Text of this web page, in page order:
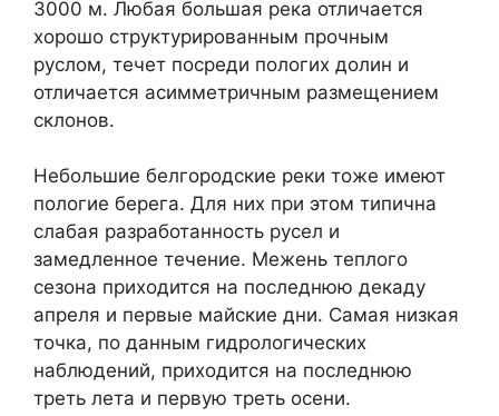
3000 м. Любая большая река отличается
хорошо структурированным прочным
руслом, течет посреди пологих долин и
отличается асимметричным размещением
склонов.
Небольшие белгородские реки тоже имеют
пологие берега. Для них при этом типична
слабая разработанность русел и
замедленное течение. Межень теплого
сезона приходится на последнюю декаду
апреля и первые майские дни. Самая низкая
точка, по данным гидрологических
наблюдений, приходится на последнюю
треть лета и первую треть осени.